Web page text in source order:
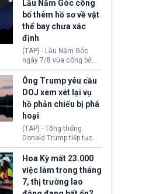
thống trị của Trung
Quốc.
Donald Trump không có
quyền tự ý xây phòng
khiêu vũ mới rộng
khoảng 90.000 feet
vuông tại khu vực Cánh
Đông Nhà Trắng.
Lầu Năm Góc công
bố thêm hồ sơ về vật
thể bay chưa xác
định
(TAP) - Lầu Năm Góc
ngày 7/8 vừa công bố
thêm 41 hồ sơ liên quan
đến UFO hay còn được
gọi là hiện tượng bất
thường chưa xác định
(UAP). Những tài liệu này
bao gồm hình ảnh,
video, báo cáo từ nhiều
cơ quan khác nhau như
Cục Điều tra Liên bang
(FBI), Cơ quan Tình báo
Trung ương (CIA) và Bộ
Ngoại giao (DOS).
Ông Trump yêu cầu
DOJ xem xét lại vụ
hồ phản chiếu bị phá
hoại
(TAP) - Tổng thống
Donald Trump tiếp tục
cho rằng, hồ phản chiếu
trước Đài tưởng niệm
Lincoln bị phá hoại. Lãnh
đạo Nhà Trắng yêu cầu
Bộ Tư pháp (DOJ) xem
Hoa Kỳ mất 23.000
việc làm trong tháng
7, thị trường lao